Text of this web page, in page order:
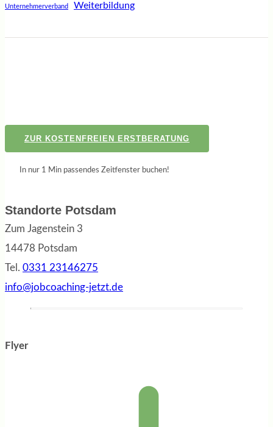
Unternehmerverband Weiterbildung
ZUR KOSTENFREIEN ERSTBERATUNG
In nur 1 Min passendes Zeitfenster buchen!
Standorte Potsdam
Zum Jagenstein 3
14478 Potsdam
Tel. 0331 23146275
info@jobcoaching-jetzt.de
Flyer